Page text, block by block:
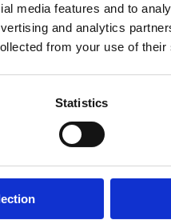
media features and to
and analytics
from your use of
Statistics
Orange est prêt
des adresses avec
cette offre d'emploi
Ores